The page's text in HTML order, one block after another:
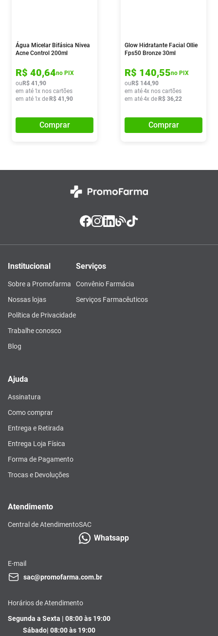
Água Micelar Bifásica Nivea
Acne Control 200ml
R$ 40,64no PIX
ou R$ 41 ,90
em até 1x nos cartões
em até 1x de R$ 41 ,90
Comprar
Glow Hidratante Facial Ollie
Fps50 Bronze 30ml
R$ 140,55no PIX
ou R$ 144,90
em até4x nos cartões
em até4x de R$ 36,22
Comprar
Institucional
Sobre a Promofarma
Nossas lojas
Política de Privacidade
Trabalhe conosco
Blog
Serviços
Convênio Farmácia
Serviços Farmacêuticos
Ajuda
Assinatura
Como comprar
Entrega e Retirada
Entrega Loja Física
Forma de Pagamento
Trocas e Devoluções
Atendimento
Central de AtendimentoSAC
Whatsapp
E-mail
sac@promofarma.com.br
Horários de Atendimento
Segunda a Sexta | 08:00 às 19:00
Sábado| 08:00 às 19:00